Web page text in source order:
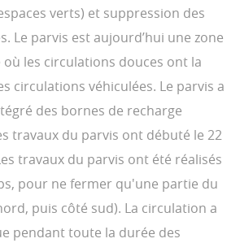
verts) et suppression des
Le parvis est aujourd’hui une zone
les circulations douces ont la
circulations véhiculées. Le parvis a
des bornes de recharge
travaux du parvis ont débuté le 22
travaux du parvis ont été réalisés
pour ne fermer qu'une partie du
puis côté sud). La circulation a
pendant toute la durée des